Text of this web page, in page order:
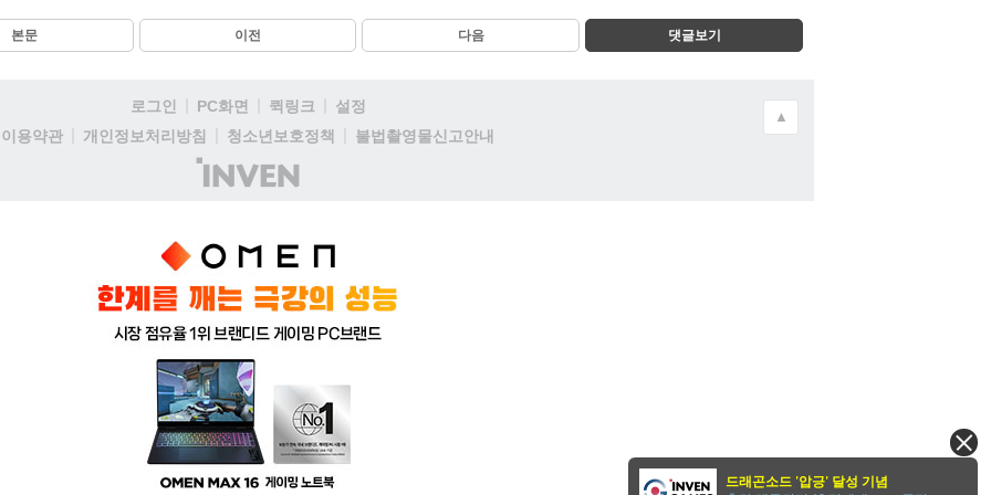
본문 이전 다음 댓글보기
로그인 PC화면 퀵링크
설정
이용약관
개인정보처리방침 청소년보호정책
불법촬영물신고안내
(주)
인
▲
드래곤소드 '압긍' 달성 기념